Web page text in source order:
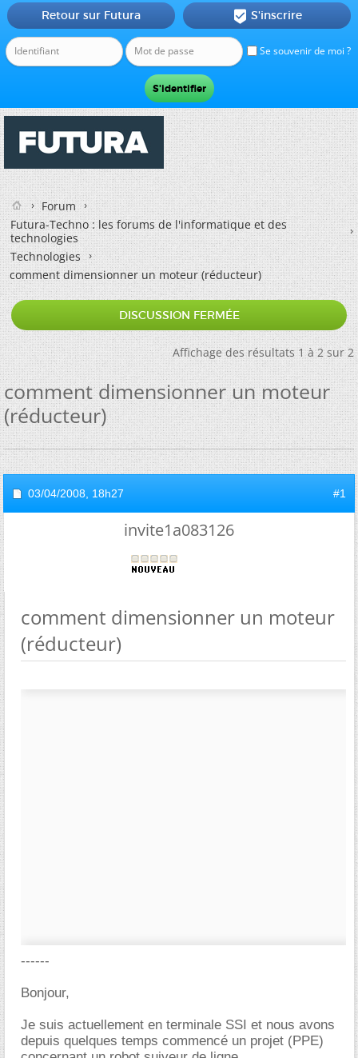
Se souvenir de moi ?
Retour sur Futura  S'inscrire
Forum
Futura-Techno : les forums de l'informatique et des
technologies
Technologies
comment dimensionner un moteur (réducteur)
DISCUSSION FERMÉE
Affichage des résultats 1 à 2 sur 2
comment dimensionner un moteur
(réducteur)
03/04/2008, 18h27 #1
invite1a083126
comment dimensionner un moteur
(réducteur)
------
Bonjour,
Je suis actuellement en terminale SSI et nous avons
depuis quelques temps commencé un projet (PPE)